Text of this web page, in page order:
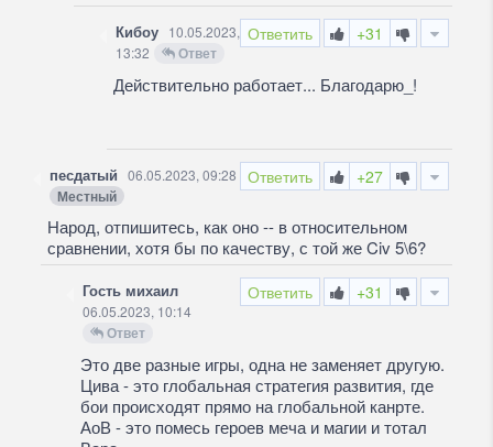
Ответить +31
Кибоу 10.05.2023,
13:32
Ответ
Действительно работает... Благодарю_!
Ответить +27
песдатый 06.05.2023, 09:28
Местный
Народ, отпишитесь, как оно -- в относительном
сравнении, хотя бы по качеству, с той же Civ 5\6?
Ответить +31
Гость михаил
06.05.2023, 10:14
Ответ
Это две разные игры, одна не заменяет другую.
Цива - это глобальная стратегия развития, где
бои происходят прямо на глобальной канрте.
АоВ - это помесь героев меча и магии и тотал